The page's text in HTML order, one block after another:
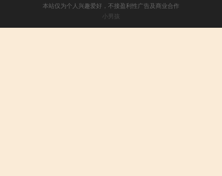
本站仅为个人兴趣爱好，不接盈利性广告及商业合作
小男孩